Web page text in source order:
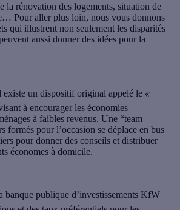
la rénovation des logements, situation de
Pour aller plus loin, nous vous donnons
qui illustrent non seulement les disparités
aussi donner des idées pour la
existe un dispositif original appelé le «
à encourager les économies
à faibles revenus. Une “team
formés pour l’occasion se déplace en bus
pour donner des conseils et distribuer
économes à domicile.
banque publique d’investissements KfW